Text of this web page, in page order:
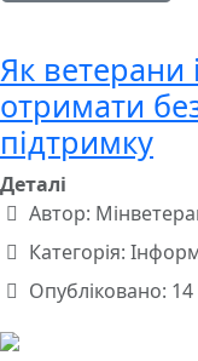
Як ветерани
отримати
підтримку
Деталі
Автор:
Категорія:
Опубліковано: 14